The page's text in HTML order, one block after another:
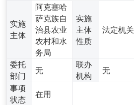
实施
主体
阿克塞哈
萨克族自
治县农业
农村和水
务局
实施
主体
性质
法定机关
委托
部门
无
联办
机构
无
事项
状态
在用